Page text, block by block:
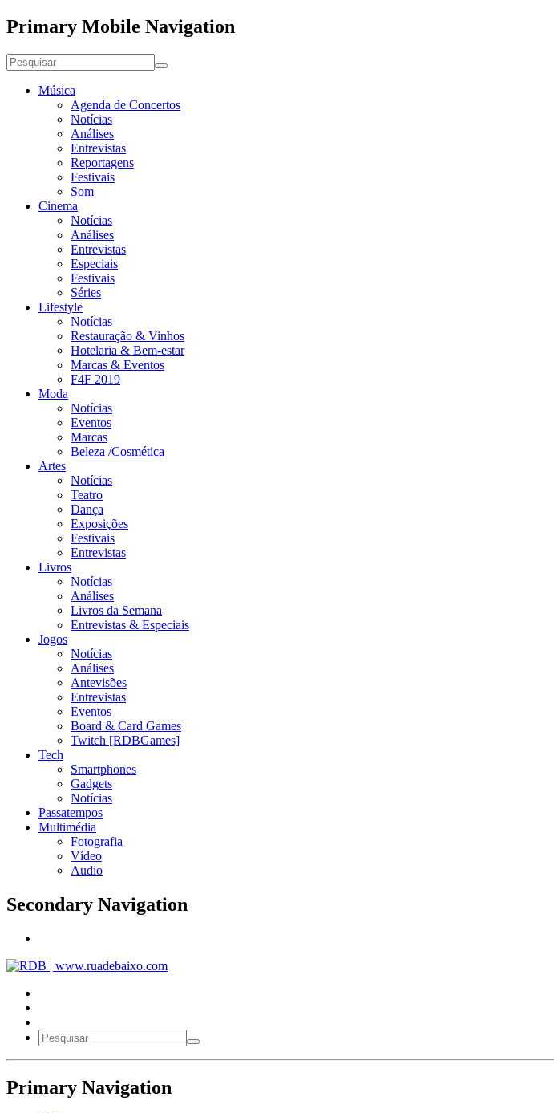
Primary Mobile Navigation
Música
Agenda de Concertos
Notícias
Análises
Entrevistas
Reportagens
Festivais
Som
Cinema
Notícias
Análises
Entrevistas
Especiais
Festivais
Séries
Lifestyle
Notícias
Restauração & Vinhos
Hotelaria & Bem-estar
Marcas & Eventos
F4F 2019
Moda
Notícias
Eventos
Marcas
Beleza /Cosmética
Artes
Notícias
Teatro
Dança
Exposições
Festivais
Entrevistas
Livros
Notícias
Análises
Livros da Semana
Entrevistas & Especiais
Jogos
Notícias
Análises
Antevisões
Entrevistas
Eventos
Board & Card Games
Twitch [RDBGames]
Tech
Smartphones
Gadgets
Notícias
Passatempos
Multimédia
Fotografia
Vídeo
Audio
Secondary Navigation
Primary Navigation